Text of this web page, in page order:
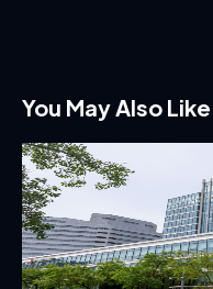
You May Also Like